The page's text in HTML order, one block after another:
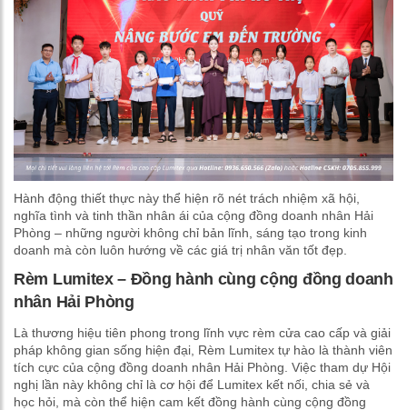
Hành động thiết thực này thể hiện rõ nét trách nhiệm xã hội,
nghĩa tình và tinh thần nhân ái của cộng đồng doanh nhân Hải
Phòng – những người không chỉ bản lĩnh, sáng tạo trong kinh
doanh mà còn luôn hướng về các giá trị nhân văn tốt đẹp.
Rèm Lumitex – Đồng hành cùng cộng đồng doanh
nhân Hải Phòng
Là thương hiệu tiên phong trong lĩnh vực rèm cửa cao cấp và giải
pháp không gian sống hiện đại, Rèm Lumitex tự hào là thành viên
tích cực của cộng đồng doanh nhân Hải Phòng. Việc tham dự Hội
nghị lần này không chỉ là cơ hội để Lumitex kết nối, chia sẻ và
học hỏi, mà còn thể hiện cam kết đồng hành cùng cộng đồng